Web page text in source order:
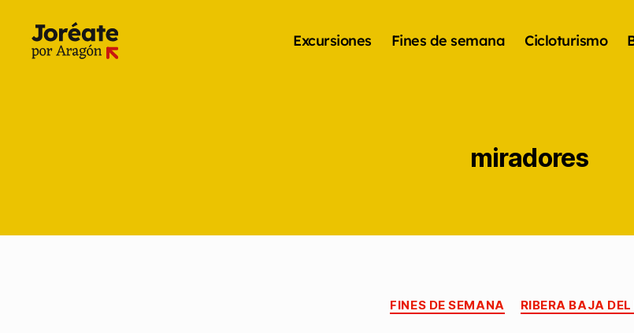
Excursiones Fines de semana Cicloturismo
miradores
FINES DE SEMANA RIBERA BAJA DEL